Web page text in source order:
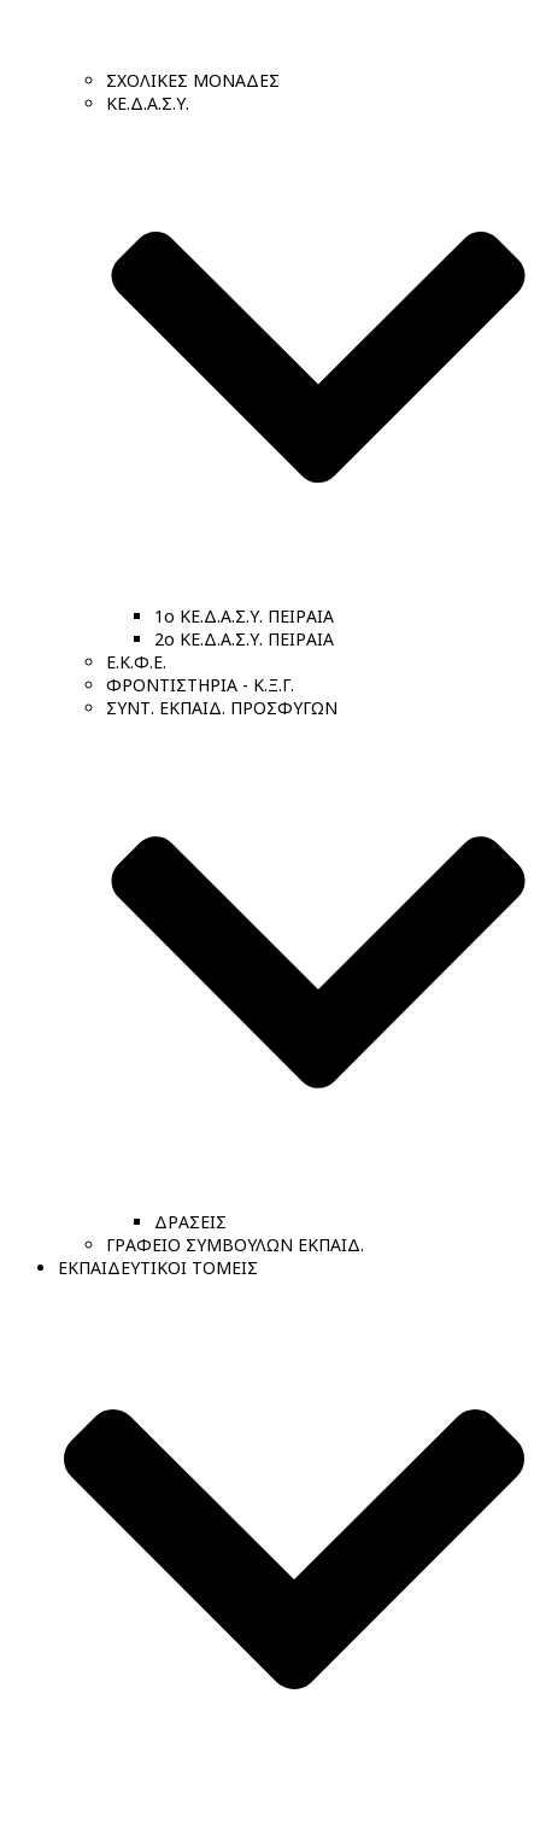
ΣΧΟΛΙΚΕΣ ΜΟΝΑΔΕΣ
ΚΕ.Δ.Α.Σ.Υ.
1ο ΚΕ.Δ.Α.Σ.Υ. ΠΕΙΡΑΙΑ
2ο ΚΕ.Δ.Α.Σ.Υ. ΠΕΙΡΑΙΑ
Ε.Κ.Φ.Ε.
ΦΡΟΝΤΙΣΤΗΡΙΑ - Κ.Ξ.Γ.
ΣΥΝΤ. ΕΚΠΑΙΔ. ΠΡΟΣΦΥΓΩΝ
ΔΡΑΣΕΙΣ
ΓΡΑΦΕΙΟ ΣΥΜΒΟΥΛΩΝ ΕΚΠΑΙΔ.
ΕΚΠΑΙΔΕΥΤΙΚΟΙ ΤΟΜΕΙΣ